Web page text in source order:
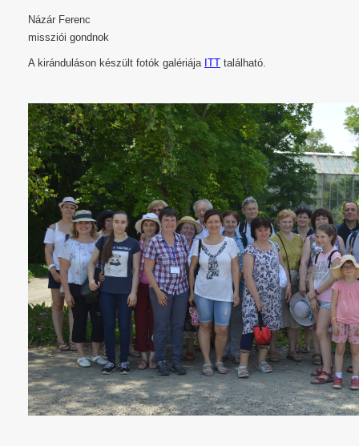
Názár Ferenc
missziói gondnok
A kiránduláson készült fotók galériája ITT található.